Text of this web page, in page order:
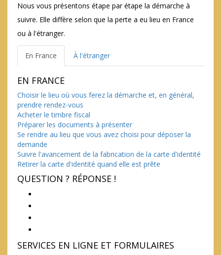
Nous vous présentons étape par étape la démarche à
suivre. Elle diffère selon que la perte a eu lieu en France
ou à l'étranger.
En France À l'étranger
EN FRANCE
Choisir le lieu où vous ferez la démarche et, en général,
prendre rendez-vous
Acheter le timbre fiscal
Préparer les documents à présenter
Se rendre au lieu que vous avez choisi pour déposer la
demande
Suivre l'avancement de la fabrication de la carte d'identité
Retirer la carte d'identité quand elle est prête
QUESTION ? RÉPONSE !
SERVICES EN LIGNE ET FORMULAIRES